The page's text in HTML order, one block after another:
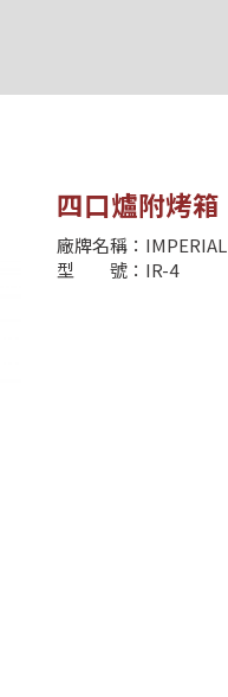
四口爐附烤箱
廠牌名稱：IMPERIAL
型 號：IR-4